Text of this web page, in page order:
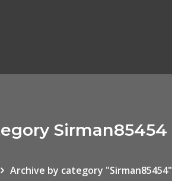
Sirman85454
Archive by category "Sirman85454"